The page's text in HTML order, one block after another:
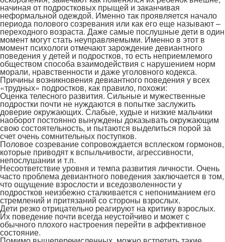
начиная от подростковых прыщей и заканчивая
неформальной одеждой. Именно так проявляется начало
периода полового созревания или как его еще называют –
переходного возраста. Даже самые послушные дети в один
момент могут стать неуправляемыми. Именно в этот в
момент психологи отмечают зарождение девиантного
поведения у детей и подростков, то есть неприемлемого
обществом способа взаимодействия с нарушением норм
морали, нравственности и даже уголовного кодекса.
Причины возникновения девиантного поведения у всех
«трудных» подростков, как правило, похожи:
Оценка телесного развития. Сильные и мужественные
подростки почти не нуждаются в попытке заслужить
доверие окружающих. Слабые, худые и низкие мальчики
наоборот постоянно вынуждены доказывать окружающим
свою состоятельность, и пытаются выделиться порой за
счет очень сомнительных поступков.
Половое созревание сопровождается всплеском гормонов,
которые приводят к вспыльчивости, агрессивности,
непослушании и т.п.
Несоответствие уровня и темпа развития личности. Очень
часто проблема девиантного поведения заключается в том,
что ощущение взрослости и вседозволенности у
подростков неизбежно сталкивается с непониманием его
стремлений и притязаний со стороны взрослых.
Дети резко отрицательно реагируют на критику взрослых.
Их поведение почти всегда неустойчиво и может с
обычного плохого настроения перейти в аффективное
состояние.